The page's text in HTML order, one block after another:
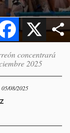
X
Facebook
concentrará
2025
05/08/2025